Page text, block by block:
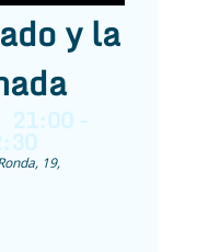
y la
21:00 -
19,